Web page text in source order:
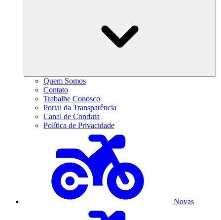
Quem Somos
Contato
Trabalhe Conosco
Portal da Transparência
Canal de Conduta
Política de Privacidade
Novas